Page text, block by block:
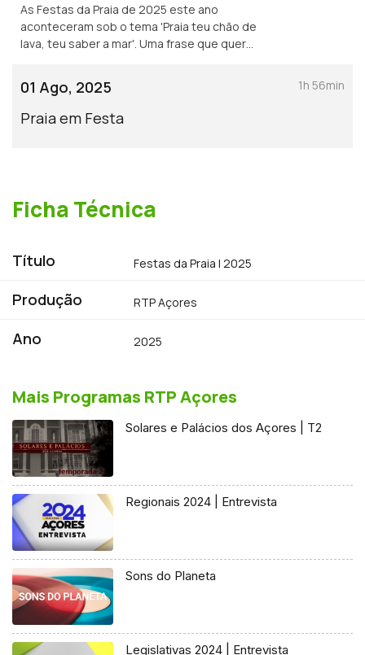
As Festas da Praia de 2025 este ano
aconteceram sob o tema 'Praia teu chão de
lava, teu saber a mar'. Uma frase que quer
um cortejo que tem como imaginário a
criação das ilhas açorianas.
01 Ago, 2025
Praia em Festa
1h 56min
Ficha Técnica
Título Festas da Praia | 2025
Produção RTP Açores
Ano 2025
Mais Programas RTP Açores
Solares e Palácios dos Açores | T2
Regionais 2024 | Entrevista
Sons do Planeta
Legislativas 2024 | Entrevista